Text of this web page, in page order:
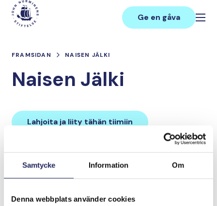
Samtycke Information Om
Denna webbplats använder cookies
Hoppa
innehåll
Main
Ge en gåva
FRAMSIDAN NAISEN JÄLKI
Naisen Jälki
Lahjoita ja liity tähän tiimiin
Tiimin lahjoitukset yhteensä: